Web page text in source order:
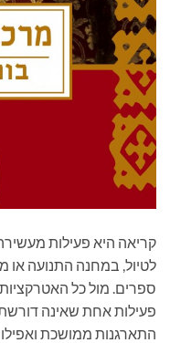
קריאה היא פעילות
לטיול, במחנה התנועה
ספרים. מול כל
פעילות אחת שאינה
התארגנות ממושכת